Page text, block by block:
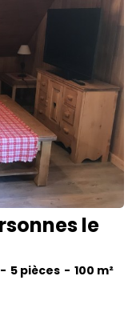
le
5 pièces 100 m²